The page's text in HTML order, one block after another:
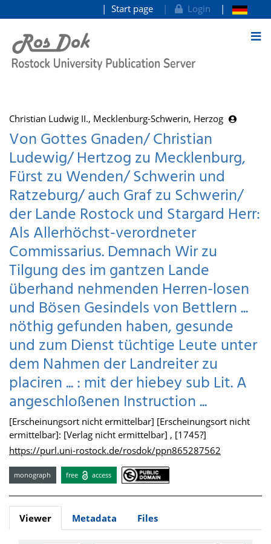
goto contents
Start page Login
Christian Ludwig II., Mecklenburg-Schwerin, Herzog
Von Gottes Gnaden/ Christian
Ludewig/ Hertzog zu Mecklenburg,
Fürst zu Wenden/ Schwerin und
Ratzeburg/ auch Graf zu Schwerin/
der Lande Rostock und Stargard Herr:
Als Allerhöchst-verordneter
Commissarius. Demnach Wir zu
Tilgung des im gantzen Lande
überhand nehmenden Herren-losen
und Bösen Gesindels von Bettlern ...
nöthig gefunden haben, gesunde
und zum Dienst tüchtige Leute unter
dem Nahmen der Landreiter zu
placiren ... : mit der hiebey sub Lit. A
angeschloßenen Instruction ...
[Erscheinungsort nicht ermittelbar] [Erscheinungsort nicht
ermittelbar]: [Verlag nicht ermittelbar] , [1745?]
https://purl.uni-rostock.de/rosdok/ppn865287562
monograph free access
Viewer Metadata Files